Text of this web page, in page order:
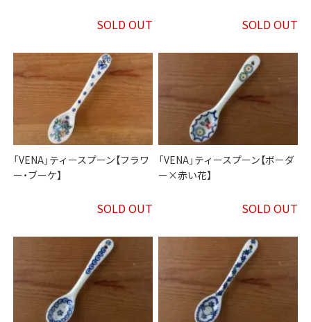
SOLD OUT SOLD OUT
「VENA」ティースプーン【フラワ
ー・ブーケ】
SOLD OUT
「VENA」ティースプーン【ボーダ
ー×赤い花】
SOLD OUT